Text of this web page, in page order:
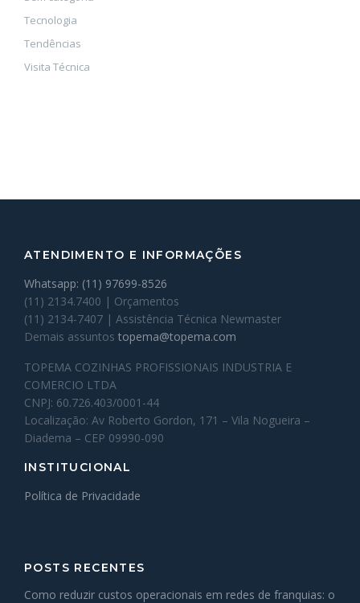
Tecnologia
Tendências
Visita Técnica
ATENDIMENTO E INFORMAÇÕES
Whatsapp: (11) 97699-8526
(11) 2134.7400 | Orçamentos
(11) 2134-7407 | Assistência Técnica Newmaster
Demais assuntos topema@topema.com
TOPEMA COZINHAS PROFISSIONAIS INDUSTRIA E
COMERCIO LTDA
CNPJ: 60.726.403/0001-44
Localização: Av Roberto Gordon, 171 – Vila Nogueira –
Diadema – CEP 09990-090
INSTITUCIONAL
Política de Privacidade
POSTS RECENTES
Como reduzir custos operacionais em redes de franquias: o